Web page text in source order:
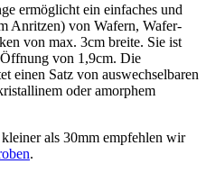
ermöglicht ein einfaches und
Anritzen) von Wafern, Wafer-
von max. 3cm breite. Sie ist
von 1,9cm. Die
einen Satz von auswechselbaren
oder amorphem
als 30mm empfehlen wir
.